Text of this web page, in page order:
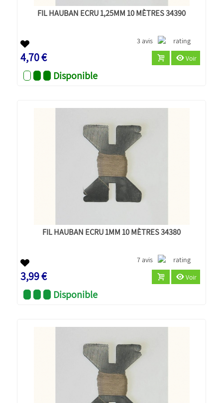
FIL HAUBAN ECRU 1,25MM 10 MÈTRES 34390
3 avis
4,70 € Voir
Disponible
FIL HAUBAN ECRU 1MM 10 MÈTRES 34380
7 avis
3,99 € Voir
Disponible